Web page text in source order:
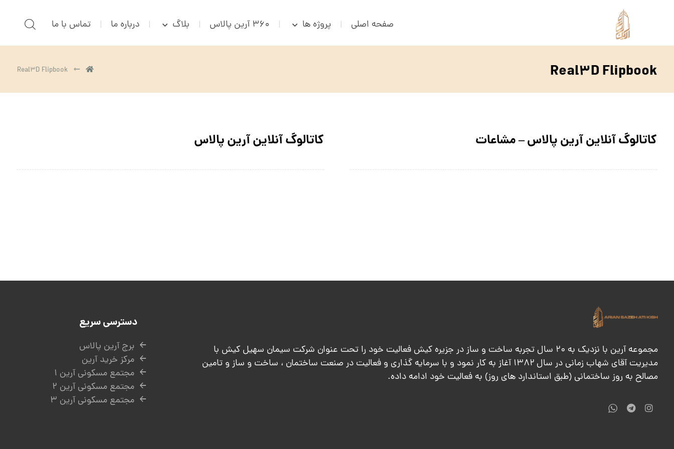
صفحه اصلی پروژه ها ۳۶۰ آرین پالاس بلاگ درباره ما تماس با ما
Real۳D Flipbook Real۳D Flipbook
کاتالوگ آنلاین آرین پالاس – مشاعات کاتالوگ آنلاین آرین پالاس
مجموعه آرین با نزدیک به ۲۰ سال تجربه ساخت و ساز در جزیره کیش فعالیت خود را تحت عنوان شرکت سیمان سهیل کیش با
مدیریت آقای شهاب زمانی در سال ۱۳۸۲ آغاز به کار نمود و با سرمایه گذاری و فعالیت در صنعت ساختمان ، ساخت و ساز و تامین
مصالح به روز ساختمانی (طبق استاندارد های روز) به فعالیت خود ادامه داده.
دسترسی سریع
برج آرین پالاس
مرکز خرید آرین
مجتمع مسکونی آرین ۱
مجتمع مسکونی آرین ۲
مجتمع مسکونی آرین ۳